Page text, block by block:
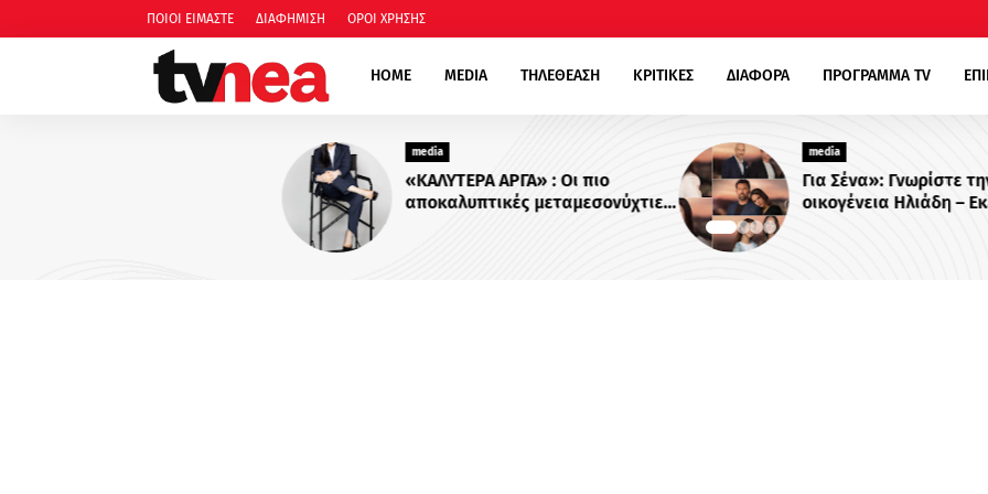
ΠΟΙΟΙ ΕΙΜΑΣΤΕ ΔΙΑΦΗΜΙΣΗ ΟΡΟΙ ΧΡΗΣΗΣ
HOME MEDIA ΤΗΛΕΘΕΑΣΗ ΚΡΙΤΙΚΕΣ ΔΙΑΦΟΡΑ ΠΡΟΓΡΑΜΜΑ TV
media
«ΚΑΛΥΤΕΡΑ ΑΡΓΑ» : Oι πιο
αποκαλυπτικές μεταμεσονύχτιες
συνεντεύξεις επιστρέφουν στο
ACTION 24 - Πότε κάνουν
media
Για Σένα»: Γνωρίστε την
οικογένεια Ηλιάδη – Εκεί όπου οι
πιο δυνατοί δεσμοί δοκιμάζονται
περισσότερο !